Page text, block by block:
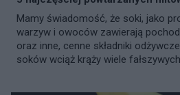
Mamy świadomość, że soki, jako
warzyw i owoców zawierają
oraz inne, cenne składniki
soków wciąż krąży wiele